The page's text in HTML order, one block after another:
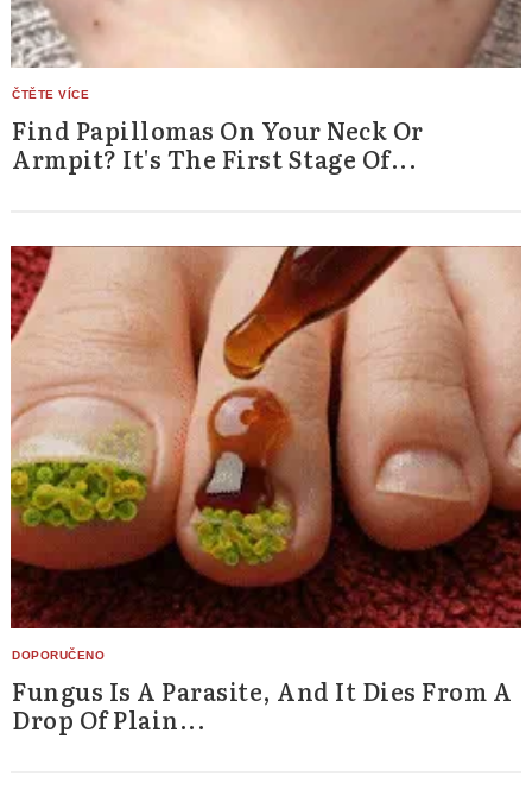
Find Papillomas On Your Neck Or
Armpit? It's The First Stage Of...
Fungus Is A Parasite, And It Dies From A
Drop Of Plain...
Search
for: